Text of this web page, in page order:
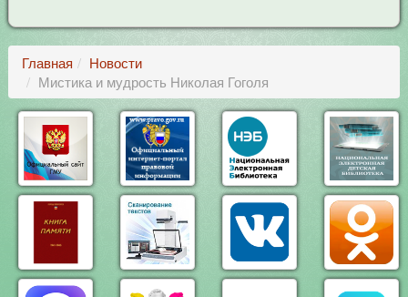
Главная
Новости
Мистика и мудрость Николая Гоголя